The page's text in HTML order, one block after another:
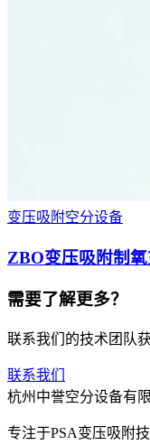
变压吸附空分设备
ZBO变压吸附制
需要了解更多？
联系我们的技术团队
联系我们
杭州中誉空分设备有
专注于PSA变压吸附